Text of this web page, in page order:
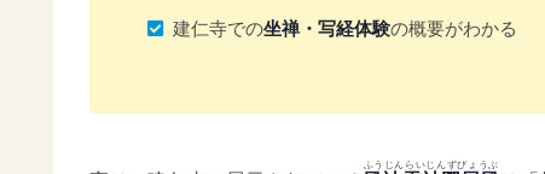
建仁寺での坐禅・写経体験の概要がわかる
ふうじんらいじんずびょうぶ